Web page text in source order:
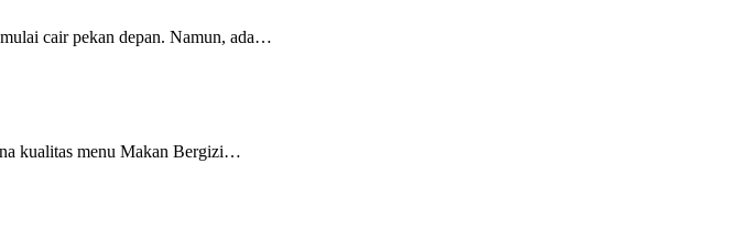
cair pekan depan. Namun, ada…
kualitas menu Makan Bergizi…